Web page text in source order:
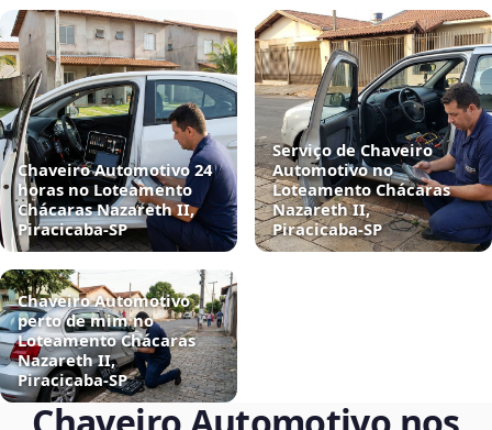
Chaveiro Automotivo 24
horas no Loteamento
Chácaras Nazareth II,
Piracicaba‑SP
Serviço de Chaveiro
Automotivo no
Loteamento Chácaras
Nazareth II,
Piracicaba‑SP
Chaveiro Automotivo
perto de mim no
Loteamento Chácaras
Nazareth II,
Piracicaba‑SP